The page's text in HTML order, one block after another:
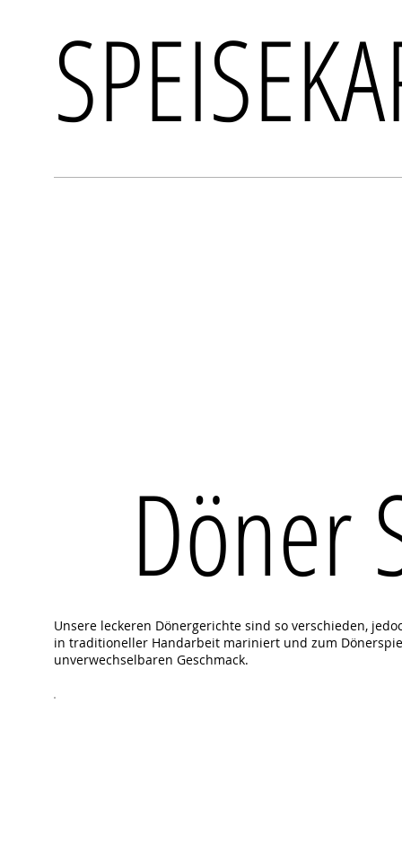
Döner
Unsere leckeren Dönergerichte sind so verschieden,
in traditioneller Handarbeit mariniert und zum
unverwechselbaren Geschmack.